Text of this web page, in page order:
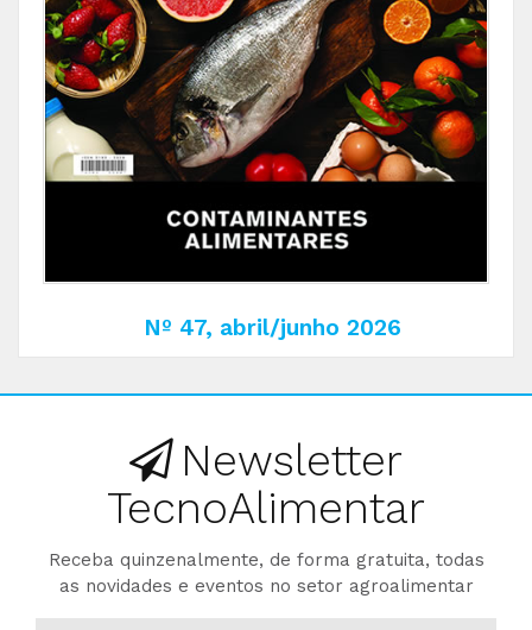
Nº 47, abril/junho 2026
Newsletter
TecnoAlimentar
Receba quinzenalmente, de forma gratuita, todas
as novidades e eventos no setor agroalimentar